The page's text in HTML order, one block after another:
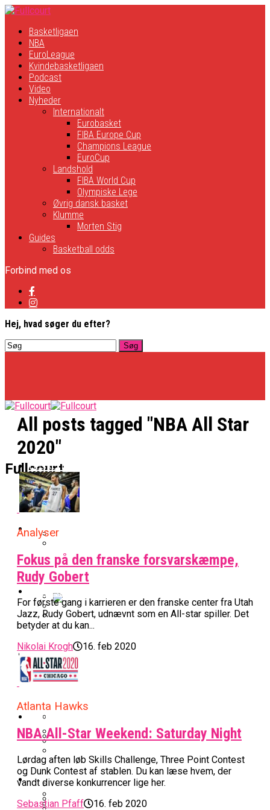
Basketligaen
NBA
EuroLeague
Kvindebasketligaen
Podcast
Video
Nyheder
Internationalt
Eurobasket
FIBA Europe Cup
Champions League
EuroCup
Landshold
FIBA World Cup
Olympiske Lege
Øvrig dansk basket
Klumme
Morten Stig
Guides
Basketball odds
Forbind med os
Hej, hvad søger du efter?
Fullcourt
Basketligaen
Officielt: Vejen Gafler Dansker Hos Rabbits
BK Vejen Opruster: Amerikansk Point
Guard På Plads
Nu Står Det Klart: Den Dag Starter
Basketligaen
Værløse-Komet Skifter Til Den Bedste
Officielt: Bakken Skal Spille Champions
League-Kvalifikation
NBA
Warriors Forlænger Med Succestræner
Miami Heat Smider Skandaleramt Spiller
All-Star Guard Nærmer Sig Comeback
Efter Uhyggelig Skade
EuroLeague
Danskerne Imponerede Torsdag Aften I
EuroLeague
Anders Sommer Scorer Kæmpe Trænerjob
I EuroLeague
Sølv Til Tobias Jensen: Bayern Er Tysk
Mester Efter To Missede Ulm-Matchbolde
Kvindebasketligaen
Karrieren I Schweiz
Efter ‘The Double’: Kvindebasketligaens
MVP Rykker Til Sverige
Podcast
Podcast: “Med Lars Og Torben Som
Trænere, Gav Man Sig 100 Procent”
Video
All posts tagged "NBA All Star
2020"
Analyser
Fokus på den franske forsvarskæmpe,
Rudy Gobert
For første gang i karrieren er den franske center fra Utah
Jazz, Rudy Gobert, udnævnt som en All-star spiller. Det
betyder at du kan...
Nikolai Krogh
16. feb 2020
Atlanta Hawks
NBA All-Star Weekend: Saturday Night
Lørdag aften løb Skills Challenge, Three Point Contest
og Dunk Contest af stablen. Du kan læse hvem, der
vandt diverse konkurrencer lige her.
Sebastian Pfaff
16. feb 2020